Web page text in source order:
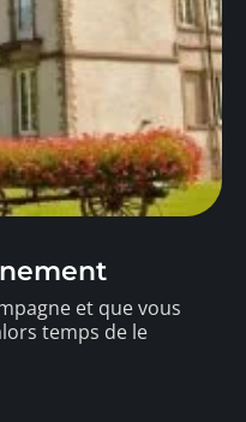
et que vous
temps de le